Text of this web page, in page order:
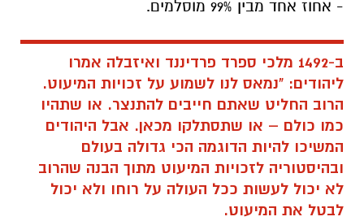
- אחוז אחד מבין 99% מוסלמים.
ב-1492 מלכי ספרד פרדיננד ואיזבלה אמרו
ליהודים: "נמאס לנו לשמוע על זכויות המיעוט.
הרוב החליט שאתם חייבים להתנצר. או שתהיו
כמו כולם – או שתסתלקו מכאן. אבל היהודים
המשיכו להיות הדוגמה הכי גדולה בעולם
ובהיסטוריה לזכויות המיעוט מתוך הבנה שהרוב
לא יכול לעשות ככל העולה על רוחו ולא יכול
לבטל את המיעוט.